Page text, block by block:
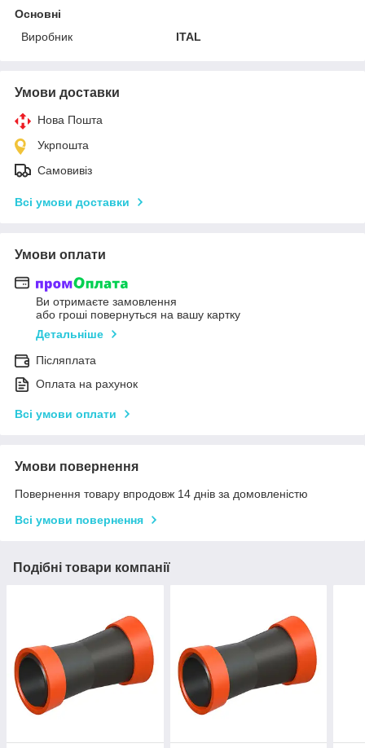
Основні
Виробник
ITAL
Умови доставки
Нова Пошта
Укрпошта
Самовивіз
Всі умови доставки
Умови оплати
Ви отримаєте замовлення
або гроші повернуться на вашу картку
Детальніше
Післяплата
Оплата на рахунок
Всі умови оплати
Умови повернення
Повернення товару впродовж 14 днів за домовленістю
Всі умови повернення
Подібні товари компанії